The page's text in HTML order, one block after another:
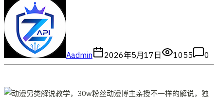
Aadmin 2026年5月17日 1055 0